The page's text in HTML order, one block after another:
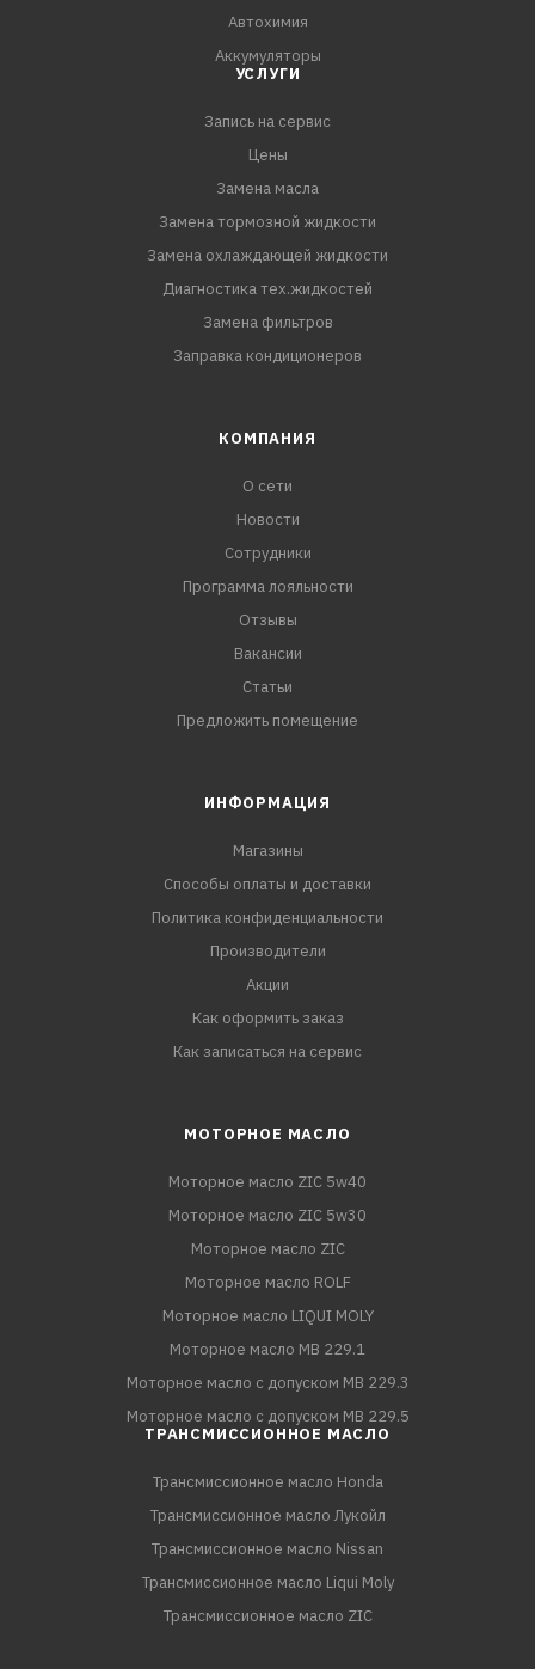
Автохимия
Аккумуляторы
УСЛУГИ
Запись на сервис
Цены
Замена масла
Замена тормозной жидкости
Замена охлаждающей жидкости
Диагностика тех.жидкостей
Замена фильтров
Заправка кондиционеров
КОМПАНИЯ
О сети
Новости
Сотрудники
Программа лояльности
Отзывы
Вакансии
Статьи
Предложить помещение
ИНФОРМАЦИЯ
Магазины
Способы оплаты и доставки
Политика конфиденциальности
Производители
Акции
Как оформить заказ
Как записаться на сервис
МОТОРНОЕ МАСЛО
Моторное масло ZIC 5w40
Моторное масло ZIC 5w30
Моторное масло ZIC
Моторное масло ROLF
Моторное масло LIQUI MOLY
Моторное масло MB 229.1
Моторное масло с допуском MB 229.3
Моторное масло с допуском MB 229.5
ТРАНСМИССИОННОЕ МАСЛО
Трансмиссионное масло Honda
Трансмиссионное масло Лукойл
Трансмиссионное масло Nissan
Трансмиссионное масло Liqui Moly
Трансмиссионное масло ZIC